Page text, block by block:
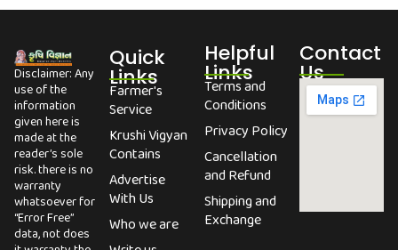
Disclaimer: Any
use of the
information
given here is
made at the
reader’s sole
risk. there is no
warranty
whatsoever for
“Error Free”
data, not does
Quick
Links
Farmer's
Service
Krushi Vigyan
Contains
Advertise
With Us
Who we are
Helpful
Links
Terms and
Conditions
Privacy Policy
Cancellation
and Refund
Shipping and
Exchange
Contact
Us